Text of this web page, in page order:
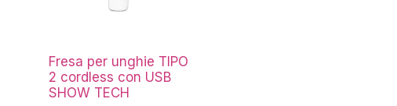
Fresa per unghie TIPO
2 cordless con USB
SHOW TECH